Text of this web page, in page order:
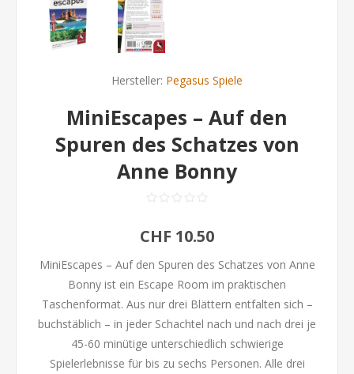
Hersteller: Pegasus Spiele
MiniEscapes – Auf den
Spuren des Schatzes von
Anne Bonny
CHF 10.50
MiniEscapes – Auf den Spuren des Schatzes von Anne
Bonny ist ein Escape Room im praktischen
Taschenformat. Aus nur drei Blättern entfalten sich –
buchstäblich – in jeder Schachtel nach und nach drei je
45-60 minütige unterschiedlich schwierige
Spielerlebnisse für bis zu sechs Personen. Alle drei